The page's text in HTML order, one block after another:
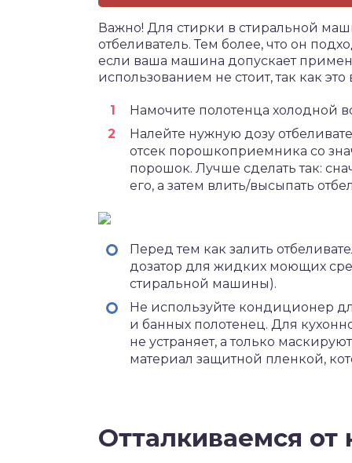
Важно! Для стирки в стиральной
отбеливатель. Тем более, что он
если ваша машина допускает
использованием не стоит, так как
Намочите полотенца холодной
Налейте нужную дозу
отсек порошкоприемника со
порошок. Лучше сделать так:
его, а затем влить/высыпать
Перед тем как залить
дозатор для жидких моющих
стиральной машины).
Не используйте кондиционер
и банных полотенец. Для
не устраняет, а только
материал защитной пленкой,
Отталкиваемся от